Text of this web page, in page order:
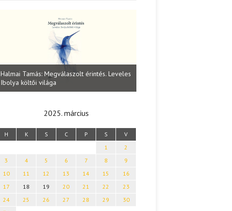
Halmai Tamás: Megválaszolt érintés. Leveles
Ibolya költői világa
2025. március
H K S C P S V
1
2
3
4 5 6 7 8
9
10
11 12 13 14 15
16
17
18 19 20 21 22
23
24
25 26 27 28 29
30